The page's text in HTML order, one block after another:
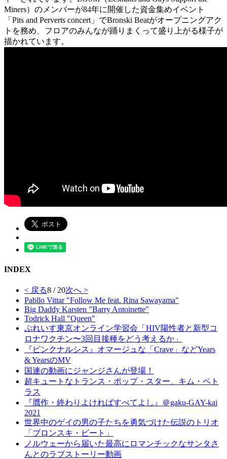
Miners）のメンバーが84年に開催した資金集めイベント
「Pits and Perverts concert」でBronski Beatがオープニングアク
トを務め、フロアのみんなが踊りまくって盛り上がる様子が
描かれています。
INDEX
< 戻る8 / 20次へ >
Pabllo Vittar "Follow Me feat. Rina Sawayama"
Big Daddy Karsten "Barry Antoinette"
Todrick Hall "Queen"
ぷれいす東京オンライン学習会「HIV陽性者と新型コ
ロナワクチン〜3回目接種をどう考えるか」
『ピンクナルシス』オマージュな「Crave」などYears
& YearsのMV
国連の動画にジャンジさんが登場！
超キュートなトランス・ポップ・スター、キム・ペト
ラス
『贋作・終わりよければすべてよし』＠gaku-GAY-kai
2021
世界中のゲイの男の子たちを勇気づけた伝説のトリオ
「ブロンスキ・ビート」
ノルウェーから届いた最高にロマンチックなサンタさ
んとのラブストーリー動画